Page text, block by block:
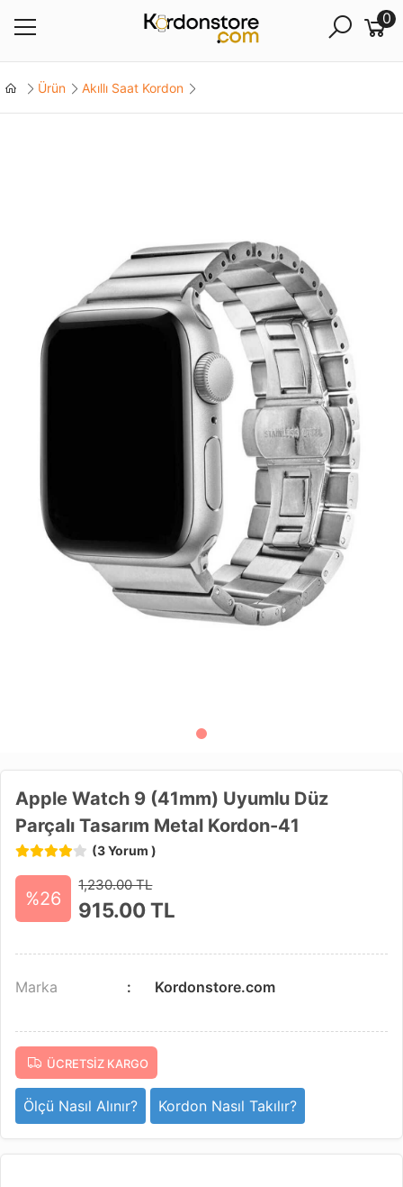
0
Ürün Akıllı Saat Kordon
Apple Watch 9 (41mm) Uyumlu Düz
Parçalı Tasarım Metal Kordon-41
(3 Yorum )
%26
1,230.00 TL
915.00TL
Marka Kordonstore.com
ÜCRETSIZ KARGO
Ölçü Nasıl Alınır? Kordon Nasıl Takılır?